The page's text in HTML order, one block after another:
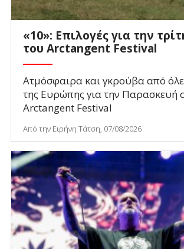
«10»: Επιλογές για την
του Arctangent Festival
Ατμόσφαιρα και γκρούβα από
της Ευρώπης για την Παρασκευή
Arctangent Festival
Από την Ειρήνη Τάτση, 07/08/2026